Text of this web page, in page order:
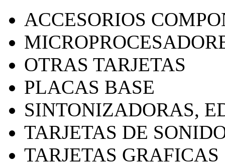
ACCESORIOS
OTRAS TARJETAS
PLACAS BASE
SINTONIZADORAS,
TARJETAS DE
TARJETAS GRAFICAS